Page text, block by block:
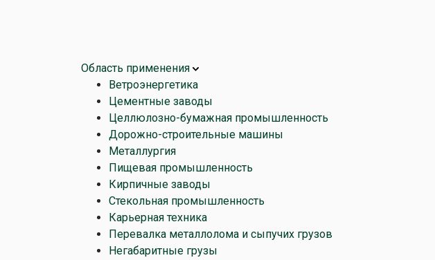
Область применения
Ветроэнергетика
Цементные заводы
Целлюлозно-бумажная промышленность
Дорожно-строительные машины
Металлургия
Пищевая промышленность
Кирпичные заводы
Стекольная промышленность
Карьерная техника
Перевалка металлолома и сыпучих грузов
Негабаритные грузы